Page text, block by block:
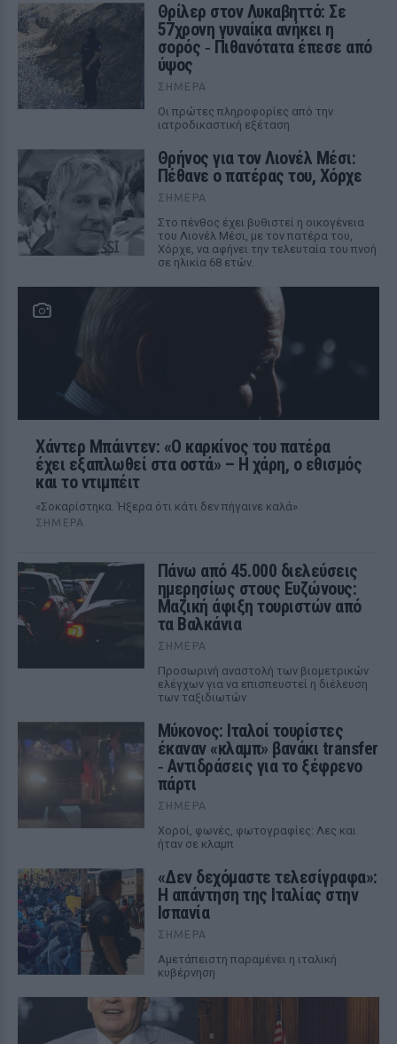
Θρίλερ στον Λυκαβηττό: Σε
57χρονη γυναίκα ανήκει η
σορός ‑ Πιθανότατα έπεσε από
ύψος
ΣΉΜΕΡΑ
Οι πρώτες πληροφορίες από την
ιατροδικαστική εξέταση
Θρήνος για τον Λιονέλ Μέσι:
Πέθανε ο πατέρας του, Χόρχε
ΣΉΜΕΡΑ
Στο πένθος έχει βυθιστεί η οικογένεια
του Λιονέλ Μέσι, με τον πατέρα του,
Χόρχε, να αφήνει την τελευταία του πνοή
σε ηλικία 68 ετών.
Χάντερ Μπάιντεν: «Ο καρκίνος του πατέρα
έχει εξαπλωθεί στα οστά» – Η χάρη, ο εθισμός
και το ντιμπέιτ
«Σοκαρίστηκα. Ήξερα ότι κάτι δεν πήγαινε καλά»
ΣΉΜΕΡΑ
Πάνω από 45.000 διελεύσεις
ημερησίως στους Ευζώνους:
Μαζική άφιξη τουριστών από
τα Βαλκάνια
ΣΉΜΕΡΑ
Προσωρινή αναστολή των βιομετρικών
ελέγχων για να επισπευστεί η διέλευση
των ταξιδιωτών
Μύκονος: Ιταλοί τουρίστες
έκαναν «κλαμπ» βανάκι transfer
‑ Αντιδράσεις για το ξέφρενο
πάρτι
ΣΉΜΕΡΑ
Χοροί, φωνές, φωτογραφίες: Λες και
ήταν σε κλαμπ
«Δεν δεχόμαστε τελεσίγραφα»:
Η απάντηση της Ιταλίας στην
Ισπανία
ΣΉΜΕΡΑ
Αμετάπειστη παραμένει η ιταλική
κυβέρνηση